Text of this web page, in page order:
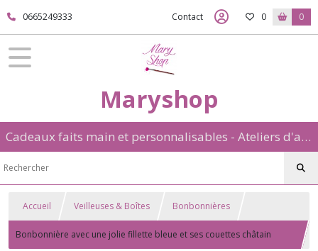
0665249333 Contact 0 0
Maryshop
Cadeaux faits main et personnalisables - Ateliers d'art créatif: aquarelle et porcelaine froide
Accueil Veilleuses & Boîtes Bonbonnières
Bonbonnière avec une jolie fillette bleue et ses couettes châtain